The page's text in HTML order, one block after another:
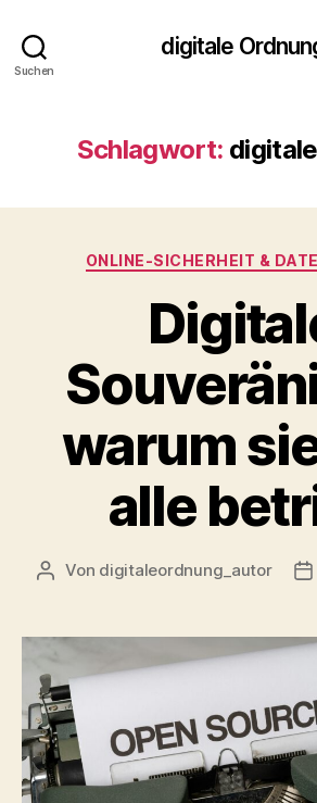
Suchen
digitale
Schlagwort:
ONLINE‑SICHERHEIT &
warum
alle
Beitragsautor
Von digitaleordnung_autor